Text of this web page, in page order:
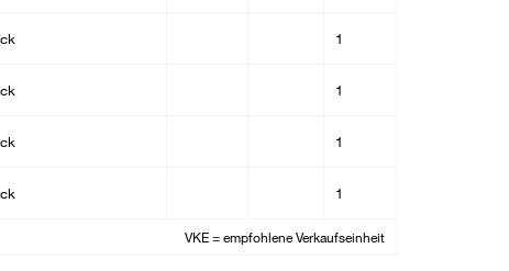
1
1
1
1
VKE = empfohlene Verkaufseinheit